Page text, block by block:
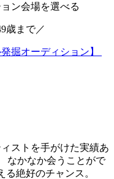
ン会場を選べる
歳まで／
掘オーディション】
ストを手がけた実績あ
なかなか会うことがで
絶好のチャンス。